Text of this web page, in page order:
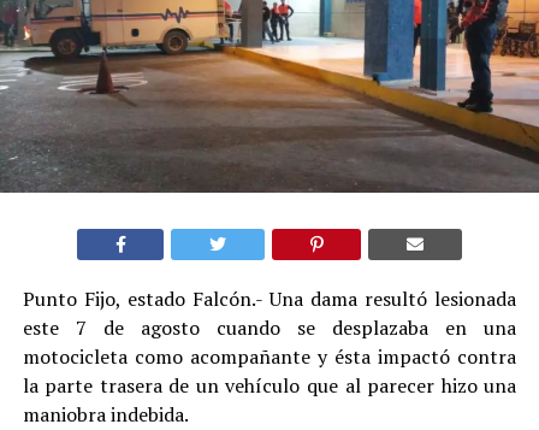
Punto Fijo, estado Falcón.- Una dama resultó lesionada
este 7 de agosto cuando se desplazaba en una
motocicleta como acompañante y ésta impactó contra
la parte trasera de un vehículo que al parecer hizo una
maniobra indebida.